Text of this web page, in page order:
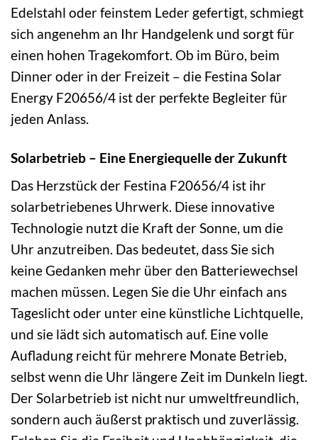
Edelstahl oder feinstem Leder gefertigt, schmiegt
sich angenehm an Ihr Handgelenk und sorgt für
einen hohen Tragekomfort. Ob im Büro, beim
Dinner oder in der Freizeit – die Festina Solar
Energy F20656/4 ist der perfekte Begleiter für
jeden Anlass.
Solarbetrieb – Eine Energiequelle der Zukunft
Das Herzstück der Festina F20656/4 ist ihr
solarbetriebenes Uhrwerk. Diese innovative
Technologie nutzt die Kraft der Sonne, um die
Uhr anzutreiben. Das bedeutet, dass Sie sich
keine Gedanken mehr über den Batteriewechsel
machen müssen. Legen Sie die Uhr einfach ans
Tageslicht oder unter eine künstliche Lichtquelle,
und sie lädt sich automatisch auf. Eine volle
Aufladung reicht für mehrere Monate Betrieb,
selbst wenn die Uhr längere Zeit im Dunkeln liegt.
Der Solarbetrieb ist nicht nur umweltfreundlich,
sondern auch äußerst praktisch und zuverlässig.